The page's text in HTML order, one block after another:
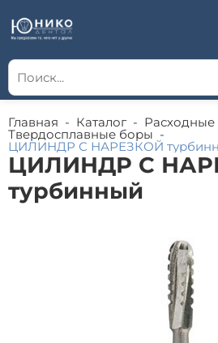
Главная - Каталог -
Твердосплавные боры -
ЦИЛИНДР С НАРЕЗКОЙ
ЦИЛИНДР С
турбинный